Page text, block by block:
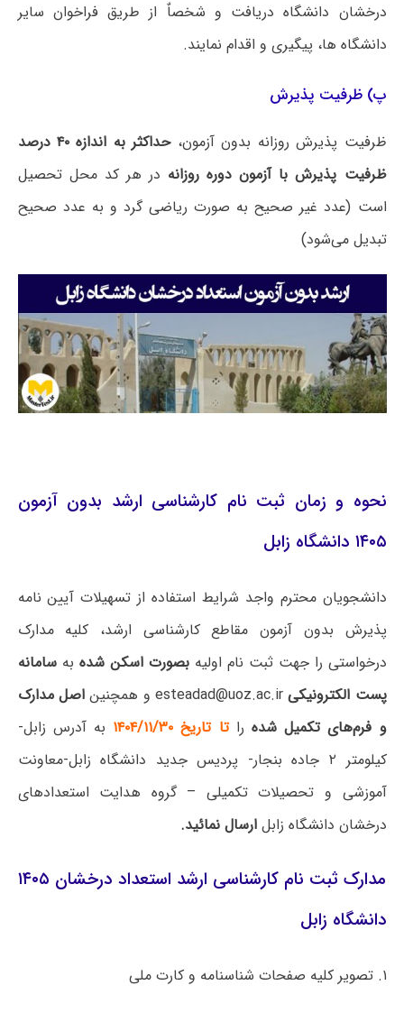
درخشان دانشگاه دریافت و شخصاٌ از طریق فراخوان سایر
دانشگاه ها، پیگیری و اقدام نمایند.
پ) ظرفیت پذیرش
ظرفیت پذیرش روزانه بدون آزمون،
حداکثر به اندازه ۴۰ درصد
ظرفیت پذیرش با آزمون دوره روزانه در هر کد محل تحصیل
است (عدد غیر صحیح به صورت ریاضی گرد و به عدد صحیح
تبدیل می‌شود)
نحوه و زمان ثبت نام کارشناسی ارشد بدون آزمون
۱۴۰۵ دانشگاه زابل
دانشجویان محترم واجد شرایط استفاده از تسهیلات آیین نامه
پذیرش بدون آزمون مقاطع کارشناسی ارشد، کلیه مدارک
درخواستی را جهت ثبت نام اولیهبصورت اسکن شده بهسامانه
پست الکترونیکیesteadad@uoz.ac.ir و همچنین
اصل مدارک
و فرم‌های تکمیل شده راتا تاریخ ۱۴۰۴/۱۱/۳۰ به آدرس زابل-
کیلومتر ۲ جاده بنجار- پردیس جدید دانشگاه زابل-معاونت
آموزشی و تحصیلات تکمیلی – گروه هدایت استعدادهای
درخشان دانشگاه زابلارسال نمائید.
مدارک ثبت نام کارشناسی ارشد استعداد درخشان ۱۴۰۵
دانشگاه زابل
۱. تصویر کلیه صفحات شناسنامه و کارت ملی